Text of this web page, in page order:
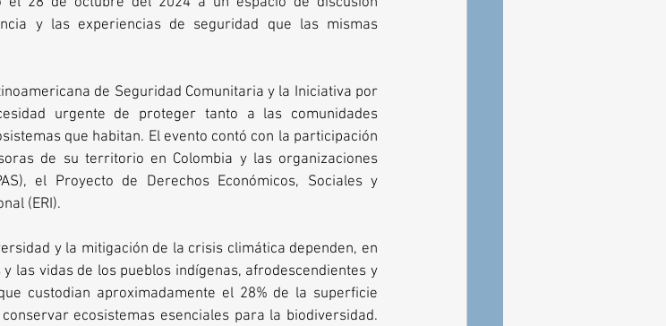
y las experiencias de seguridad que las mismas
de Seguridad Comunitaria y la Iniciativa por
urgente de proteger tanto a las comunidades
que habitan. El evento contó con la participación
de su territorio en Colombia y las organizaciones
el Proyecto de Derechos Económicos, Sociales y
(ERI).
y la mitigación de la crisis climática dependen, en
las vidas de los pueblos indígenas, afrodescendientes y
custodian aproximadamente el 28% de la superficie
ecosistemas esenciales para la biodiversidad.